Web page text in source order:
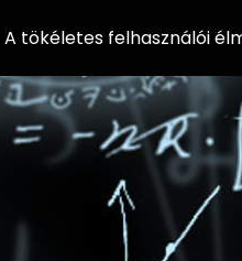
A tökéletes felhasználói